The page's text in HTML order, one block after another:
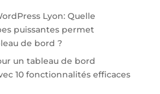
Lyon: Quelle
puissantes permet
de bord ?
un tableau de bord
10 fonctionnalités efficaces